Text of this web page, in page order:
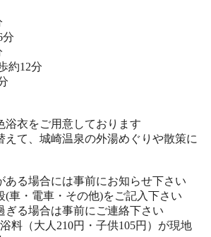
分
約12分
浴衣をご用意しております
えて、城崎温泉の外湯めぐりや散策に
ある場合には事前にお知らせ下さい
(車・電車・その他)をご記入下さい
ぎる場合は事前にご連絡下さい
料（大人210円・子供105円）が現地